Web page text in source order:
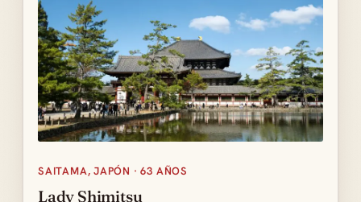
SAITAMA, JAPÓN · 63 AÑOS
Lady Shimitsu